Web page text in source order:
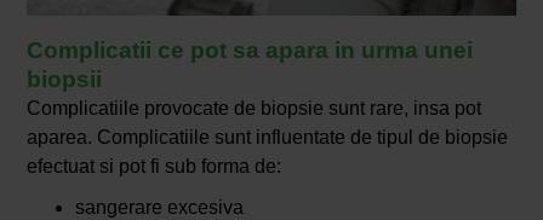
Complicatii ce pot sa apara in urma unei
biopsii
Complicatiile provocate de biopsie sunt rare, insa pot
aparea. Complicatiile sunt influentate de tipul de biopsie
efectuat si pot fi sub forma de:
sangerare excesiva